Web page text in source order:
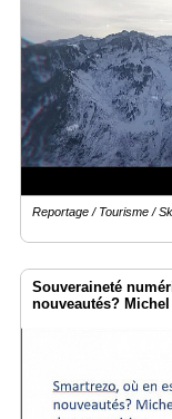
Reportage / Tourisme /
Souveraineté
nouveautés?